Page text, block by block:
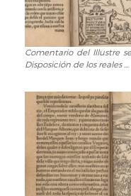
1550.
Portada
Comentario
del
señor
don
Luis
de
Avuila
Zuñiga,
Comentario del Illustre
Disposición de los reales …